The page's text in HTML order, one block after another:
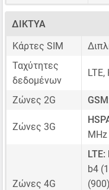
ΔΊΚΤΥΑ
Κάρτες SIM
Ταχύτητες
δεδομένων
LTE,
Ζώνες 2G
Ζώνες 3G
MHz
Ζώνες 4G
LTE:
b4